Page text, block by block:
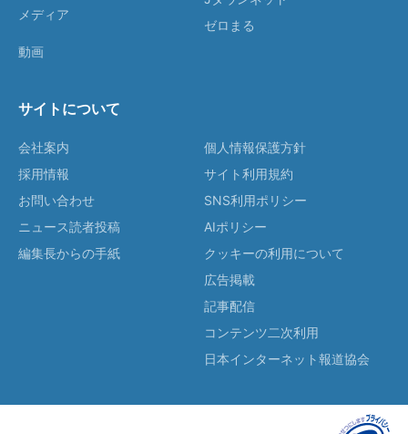
メディア
動画
ゼロまる
サイトについて
会社案内
採用情報
お問い合わせ
ニュース読者投稿
編集長からの手紙
個人情報保護方針
サイト利用規約
SNS利用ポリシー
AIポリシー
クッキーの利用について
広告掲載
記事配信
コンテンツ二次利用
日本インターネット報道協会